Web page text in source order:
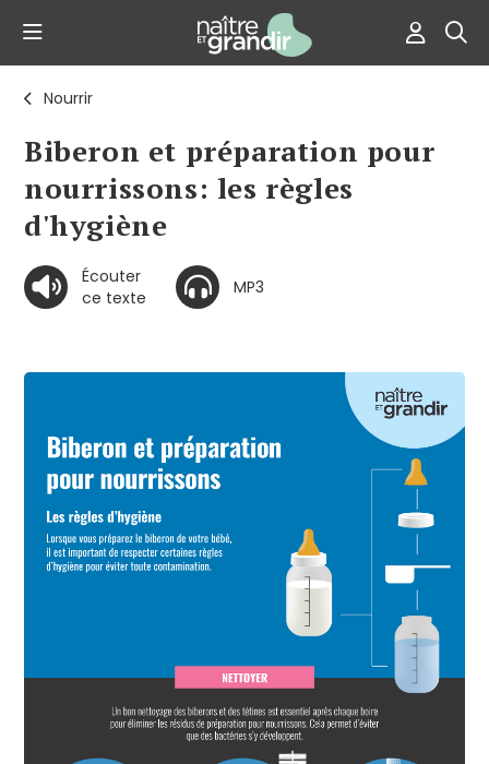
Nourrir
Biberon et préparation pour
nourrissons: les règles
d'hygiène
Écouter
ce texte
MP3